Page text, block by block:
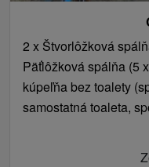
2 x Štvorlôžková
Päťlôžková spálňa (5
kúpeľňa bez toalety
samostatná toaleta,